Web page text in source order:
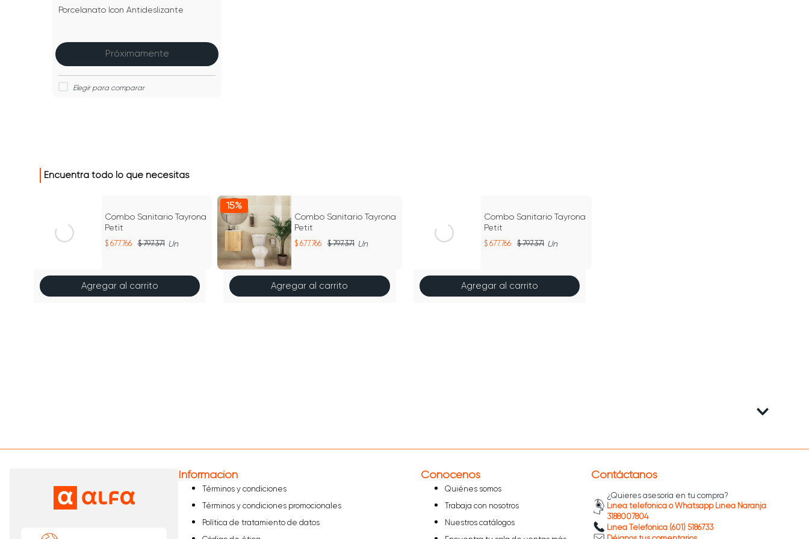
Porcelanato Icon Antideslizante
Próximamente
Encuentra todo lo que necesitas
Combo Sanitario Tayrona
Petit
677.766 797.371 Un
Agregar al carrito
15%
Combo Sanitario Tayrona
Petit
677.766 797.371 Un
Agregar al carrito
Combo Sanitario Tayrona
Petit
677.766 797.371 Un
Agregar al carrito
Información
Términos y condiciones
Términos y condiciones promocionales
Política de tratamiento de datos
Conócenos
Quiénes somos
Trabaja con nosotros
Nuestros catálogos
Contáctanos
¿Quieres asesoría en tu compra?
Línea telefónica o Whatsapp Línea Naranja
3188007804
Línea Telefónica (601) 5186733